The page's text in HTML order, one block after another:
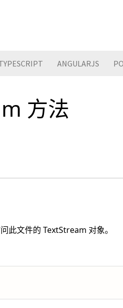
ANGULARJS
方法
此文件的 TextStream 对象。